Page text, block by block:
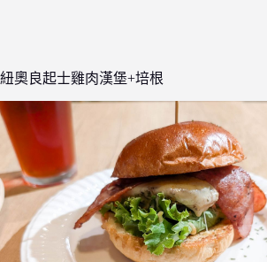
紐奧良起士雞肉漢堡+培根